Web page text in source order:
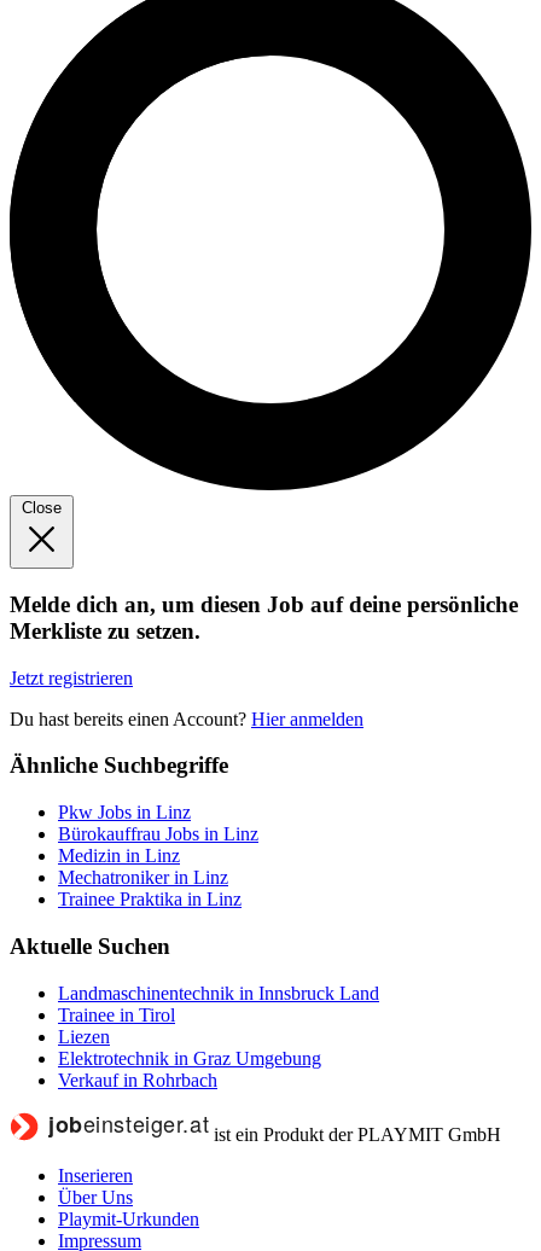
Close
Melde dich an, um diesen Job auf deine persönliche
Merkliste zu setzen.
Jetzt registrieren
Du hast bereits einen Account? Hier anmelden
Ähnliche Suchbegriffe
Pkw Jobs in Linz
Bürokauffrau Jobs in Linz
Medizin in Linz
Mechatroniker in Linz
Trainee Praktika in Linz
Aktuelle Suchen
Landmaschinentechnik in Innsbruck Land
Trainee in Tirol
Liezen
Elektrotechnik in Graz Umgebung
Verkauf in Rohrbach
ist ein Produkt der PLAYMIT GmbH
Inserieren
Über Uns
Playmit-Urkunden
Impressum